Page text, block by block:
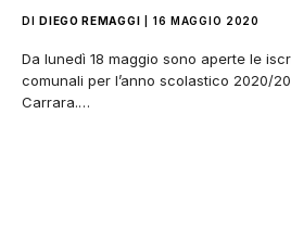
DI DIEGO REMAGGI 16 MAGGIO 2020
Da lunedì 18 maggio sono aperte le
comunali per l’anno scolastico 2020/
Carrara.…